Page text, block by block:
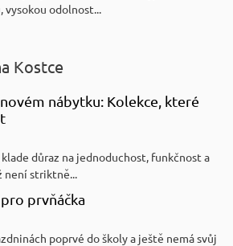
vysokou odolnost...
Kostce
nábytku: Kolekce, které
důraz na jednoduchost, funkčnost a
není striktně...
prvňáčka
poprvé do školy a ještě nemá svůj